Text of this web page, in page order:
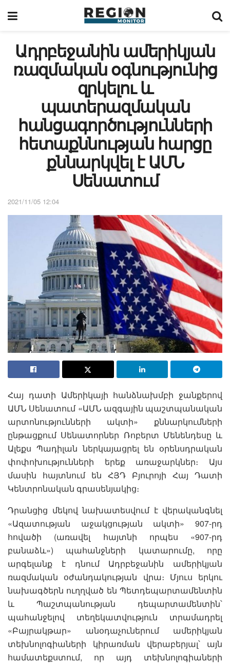
Ադրբեջանին ամերիկյան
ռազմական օգնությունից
զրկելու և
պատերազմական
հանցագործությունների
հետաքննության հարցը
քննարկվել է ԱՄՆ
Սենատում
2021/11/05 12:04
Հայ դատի Ամերիկայի հանձնախմբի ջանքերով
ԱՄՆ Սենատում «ԱՄՆ ազգային պաշտպանական
արտոնությունների ակտի» քննարկումների
ընթացքում Սենատորներ Ռոբերտ Մենենդեսը և
Ալեքս Պադիլան ներկայացրել են օրենսդրական
փոփոխությունների երեք առաջարկներ։ Այս
մասին հայտնում են ՀՅԴ Բյուրոյի Հայ Դատի
Կենտրոնական գրասենյակից։
Դրանցից մեկով նախատեսվում է վերականգնել
«Ազատության աջակցության ակտի» 907-րդ
հովածի (առավել հայտնի որպես «907-րդ
բանաձև») պահանջների կատարումը, որը
արգելանք է դնում Ադրբեջանին ամերիկյան
ռազմական օժանդակության վրա։ Մյուս երկու
նախագծերն ուղղված են Պետդեպարտամենտին
և Պաշտպանության դեպարտամենտին՝
պահանջելով տեղեկատվություն տրամադրել
«Բայրակթար» անօդաչուներում ամերիկյան
տեխնոլոգիաների կիրառման վերաբերյալ՝ այն
համատեքստում, որ այդ տեխնոլոգիաների